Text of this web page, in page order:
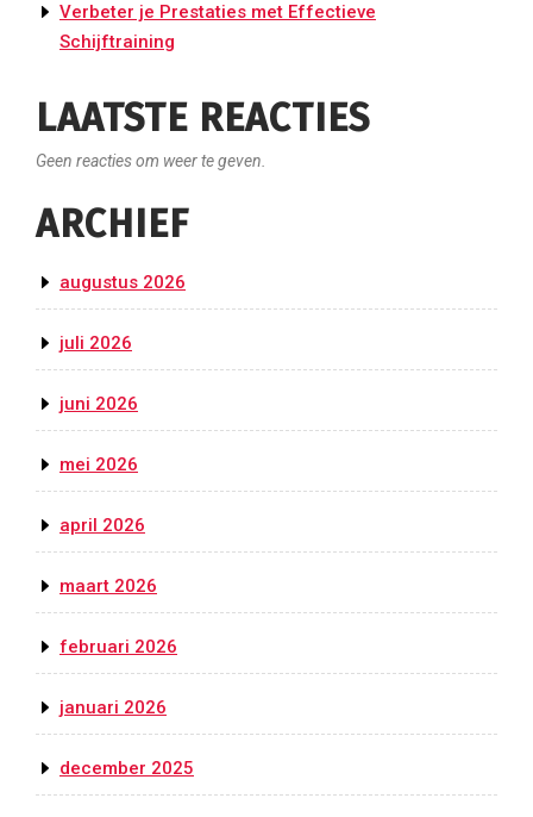
Verbeter je Prestaties met Effectieve
Schijftraining
LAATSTE REACTIES
Geen reacties om weer te geven.
ARCHIEF
augustus 2026
juli 2026
juni 2026
mei 2026
april 2026
maart 2026
februari 2026
januari 2026
december 2025